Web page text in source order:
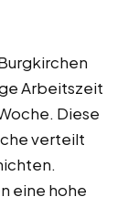
Arbeitszeit
Diese
verteilt
eine hohe